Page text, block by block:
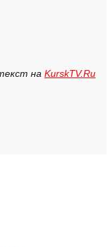
на KurskTV.Ru